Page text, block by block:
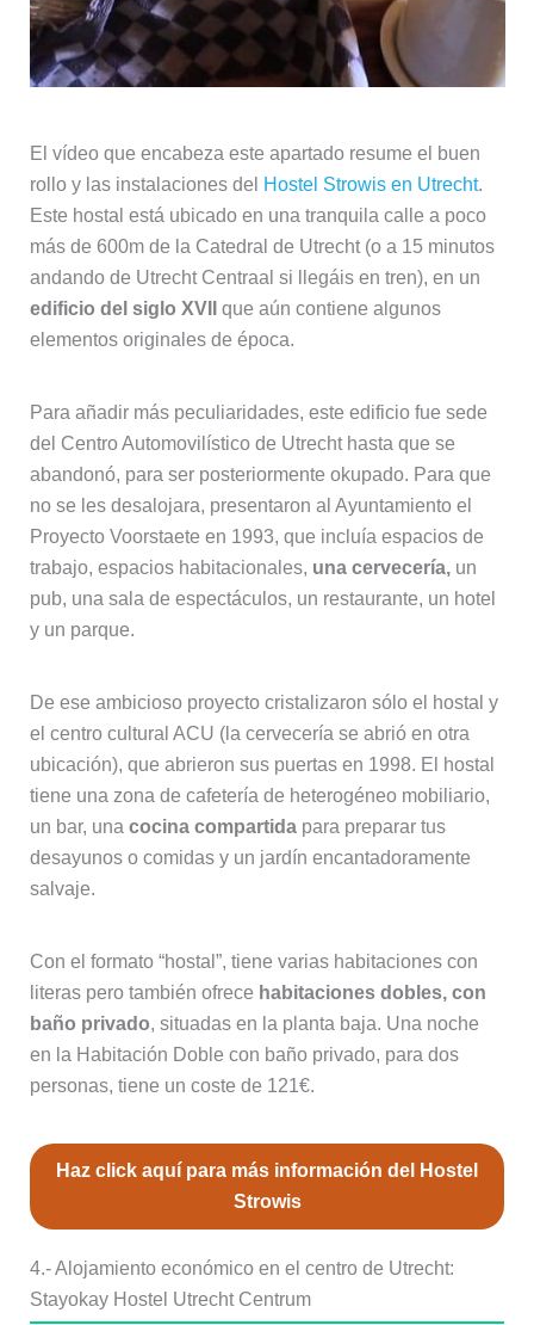
El vídeo que encabeza este apartado resume el buen
rollo y las instalaciones del
Hostel Strowis en Utrecht.
Este hostal está ubicado en una tranquila calle a poco
más de 600m de la Catedral de Utrecht (o a 15 minutos
andando de Utrecht Centraal si llegáis en tren), en un
edificio del siglo XVII
que aún contiene algunos
elementos originales de época.
Para añadir más peculiaridades, este edificio fue sede
del Centro Automovilístico de Utrecht hasta que se
abandonó, para ser posteriormente okupado. Para que
no se les desalojara, presentaron al Ayuntamiento el
Proyecto Voorstaete en 1993, que incluía espacios de
trabajo, espacios habitacionales, una cervecería,un
pub, una sala de espectáculos, un restaurante, un hotel
y un parque.
De ese ambicioso proyecto cristalizaron sólo el hostal y
el centro cultural ACU (la cervecería se abrió en otra
ubicación), que abrieron sus puertas en 1998. El hostal
tiene una zona de cafetería de heterogéneo mobiliario,
un bar, una cocina compartidapara preparar tus
desayunos o comidas y un jardín encantadoramente
salvaje.
Con el formato “hostal”, tiene varias habitaciones con
literas pero también ofrece habitaciones dobles, con
baño privado, situadas en la planta baja. Una noche
en la Habitación Doble con baño privado, para dos
personas, tiene un coste de 121€.
Haz click aquí para más información del Hostel
Strowis
4.- Alojamiento económico en el centro de Utrecht:
Stayokay Hostel Utrecht Centrum